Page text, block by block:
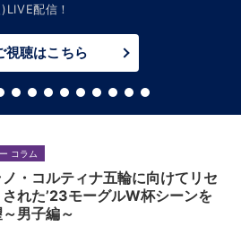
配信！
視聴はこちら
コラム
ノ・コルティナ五輪に向けてリセ
された’23モーグルW杯シーンを
～男子編～